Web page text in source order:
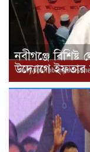
নবীগঞ্জে
উদ্যোগে ইফতার